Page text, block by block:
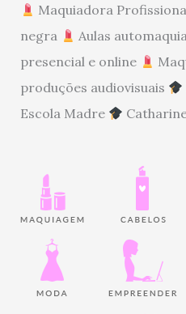
Maquiadora
negra
Aulas
presencial e online
produções audiovisuais
Escola Madre